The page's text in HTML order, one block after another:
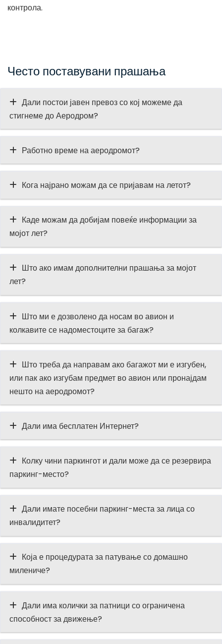
контрола.
Често поставувани прашања
Дали постои јавен превоз со кој можеме да
стигнеме до Аеродром?
Работно време на аеродромот?
Кога најрано можам да се пријавам на летот?
Каде можам да добијам повеќе информации за
мојот лет?
Што ако имам дополнителни прашања за мојот
лет?
Што ми е дозволено да носам во авион и
колкавите се надоместоците за багаж?
Што треба да направам ако багажот ми е изгубен,
или пак ако изгубам предмет во авион или пронајдам
нешто на аеродромот?
Дали има бесплатен Интернет?
Колку чини паркингот и дали може да се резервира
паркинг-место?
Дали имате посебни паркинг-места за лица со
инвалидитет?
Која е процедурата за патување со домашно
милениче?
Дали има колички за патници со ограничена
способност за движење?